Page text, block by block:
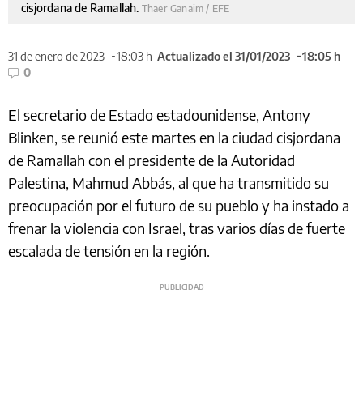
cisjordana de Ramallah. Thaer Ganaim / EFE
31 de enero de 2023 18:03 h Actualizado el 31/01/2023
18:05 h
0
El secretario de Estado estadounidense, Antony
Blinken, se reunió este martes en la ciudad cisjordana
de Ramallah con el presidente de la Autoridad
Palestina, Mahmud Abbás, al que ha transmitido su
preocupación por el futuro de su pueblo y ha instado a
frenar la violencia con Israel, tras varios días de fuerte
escalada de tensión en la región.